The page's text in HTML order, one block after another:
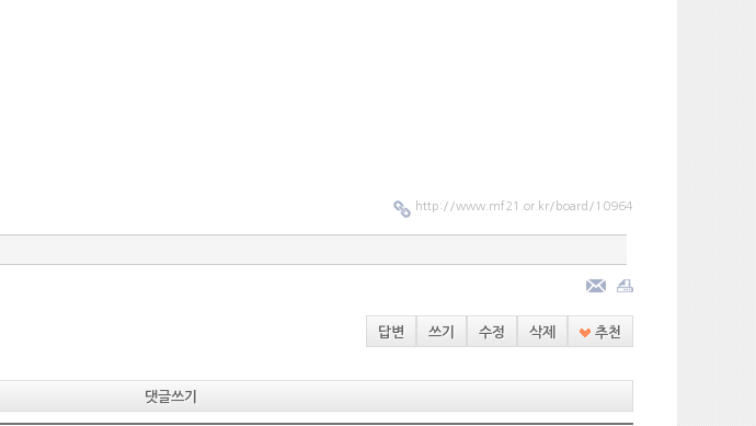
http://www.mf21.or.kr/board/10964
답변 쓰기 수정 삭제 추천
댓글쓰기